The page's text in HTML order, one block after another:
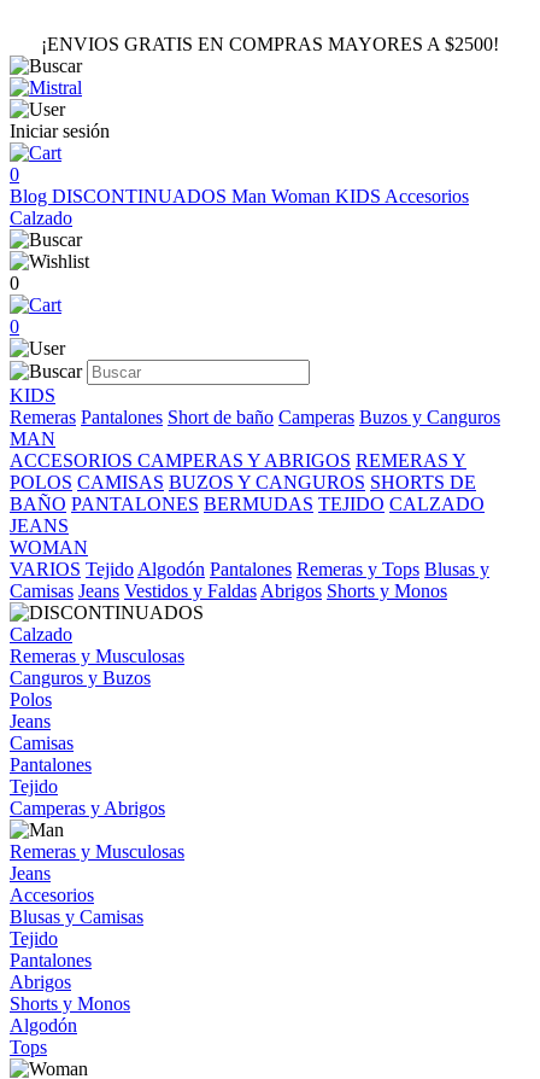
¡ENVIOS GRATIS EN COMPRAS MAYORES A $2500!
Iniciar sesión
0
Blog DISCONTINUADOS Man Woman KIDS Accesorios
Calzado
0
0
KIDS
Remeras Pantalones Short de baño Camperas Buzos y Canguros
MAN
ACCESORIOS CAMPERAS Y ABRIGOS REMERAS Y
POLOS CAMISAS BUZOS Y CANGUROS SHORTS DE
BAÑO PANTALONES BERMUDAS TEJIDO CALZADO
JEANS
WOMAN
VARIOS Tejido Algodón Pantalones Remeras y Tops Blusas y
Camisas Jeans Vestidos y Faldas Abrigos Shorts y Monos
Calzado
Remeras y Musculosas
Canguros y Buzos
Polos
Jeans
Camisas
Pantalones
Tejido
Camperas y Abrigos
Remeras y Musculosas
Jeans
Accesorios
Blusas y Camisas
Tejido
Pantalones
Abrigos
Shorts y Monos
Algodón
Tops